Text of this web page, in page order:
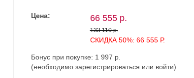
Цена: 66 555 р.
133 110 р.
СКИДКА 50%: 66 555 Р.
Бонус при покупке: 1 997 р.
(необходимо зарегистрироваться или войти)